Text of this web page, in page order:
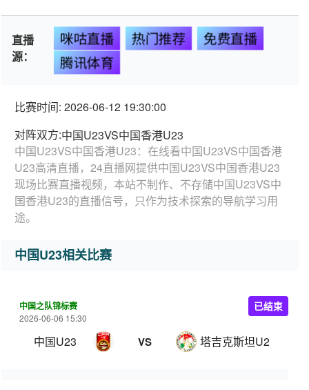
直播
源：
咪咕直播 热门推荐
免费直播
腾讯体育
比赛时间: 2026-06-12 19:30:00
对阵双方:中国U23VS中国香港U23
中国U23VS中国香港U23：在线看中国U23VS中国香港
U23高清直播，24直播网提供中国U23VS中国香港U23
现场比赛直播视频，本站不制作、不存储中国U23VS中
国香港U23的直播信号，只作为技术探索的导航学习用
途。
中国U23相关比赛
中国之队锦标赛
2026-06-06 15:30
中国U23 VS 塔吉克斯坦U23
已结束